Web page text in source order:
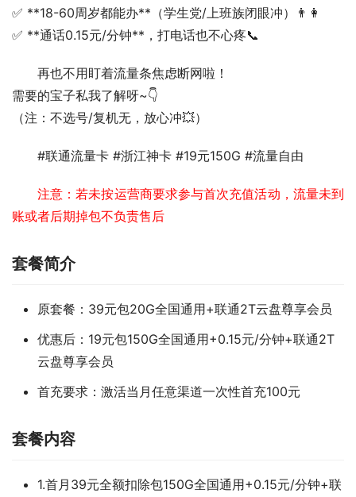
✅ **18-60周岁都能办**（学生党/上班族闭眼冲）👨👩
✅ **通话0.15元/分钟**，打电话也不心疼📞
再也不用盯着流量条焦虑断网啦！
需要的宝子私我了解呀~👇
（注：不选号/复机无，放心冲💥）
#联通流量卡 #浙江神卡 #19元150G #流量自由
注意：若未按运营商要求参与首次充值活动，流量未到
账或者后期掉包不负责售后
套餐简介
原套餐：39元包20G全国通用+联通2T云盘尊享会员
优惠后：19元包150G全国通用+0.15元/分钟+联通2T
云盘尊享会员
首充要求：激活当月任意渠道一次性首充100元
套餐内容
1.首月39元全额扣除包150G全国通用+0.15元/分钟+联